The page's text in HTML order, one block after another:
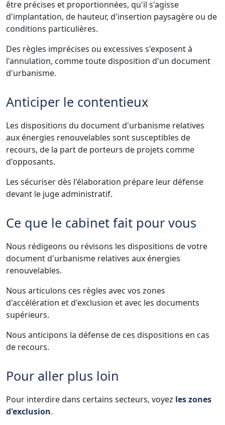
être précises et proportionnées, qu'il s'agisse
d'implantation, de hauteur, d'insertion paysagère ou de
conditions particulières.
Des règles imprécises ou excessives s'exposent à
l'annulation, comme toute disposition d'un document
d'urbanisme.
Anticiper le contentieux
Les dispositions du document d'urbanisme relatives
aux énergies renouvelables sont susceptibles de
recours, de la part de porteurs de projets comme
d'opposants.
Les sécuriser dès l'élaboration prépare leur défense
devant le juge administratif.
Ce que le cabinet fait pour vous
Nous rédigeons ou révisons les dispositions de votre
document d'urbanisme relatives aux énergies
renouvelables.
Nous articulons ces règles avec vos zones
d'accélération et d'exclusion et avec les documents
supérieurs.
Nous anticipons la défense de ces dispositions en cas
de recours.
Pour aller plus loin
Pour interdire dans certains secteurs, voyez les zones
d'exclusion.